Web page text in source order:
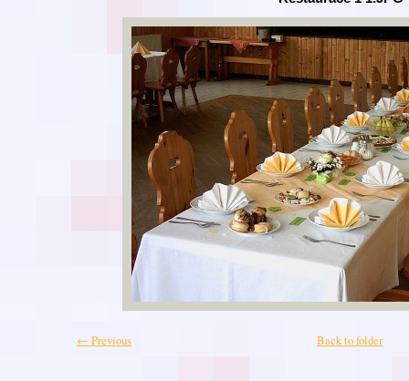
← Previous Back to folder